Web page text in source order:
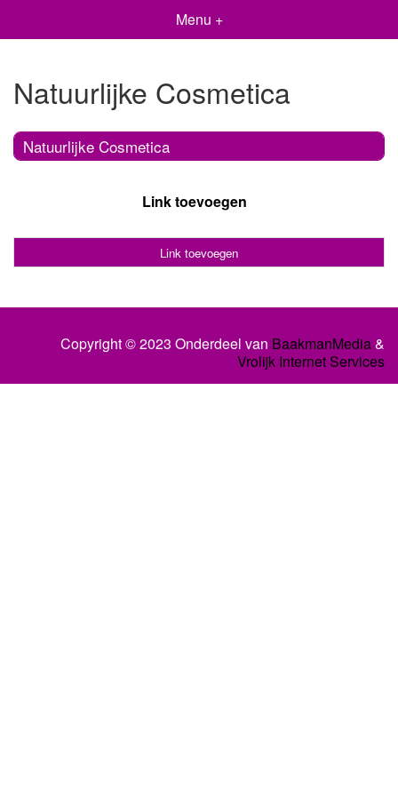
Menu +
Natuurlijke Cosmetica
Natuurlijke Cosmetica
Link toevoegen
Link toevoegen
Copyright © 2023 Onderdeel van BaakmanMedia&
Vrolijk Internet Services